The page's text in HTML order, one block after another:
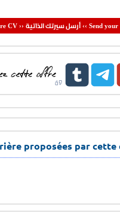
CV ›› أرسل سيرتك الذاتية‹‹ Send your
proposées par